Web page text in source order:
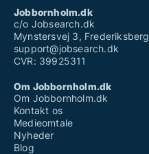
Jobbornholm.dk
c/o Jobsearch.dk
Mynstersvej 3, Frederiksberg
support@jobsearch.dk
CVR: 39925311
Om Jobbornholm.dk
Om Jobbornholm.dk
Kontakt os
Medieomtale
Nyheder
Blog